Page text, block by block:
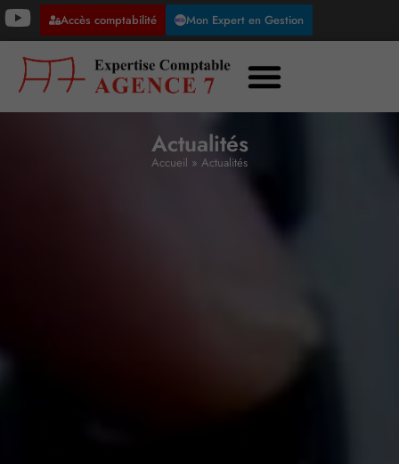
Accès comptabilité Mon Expert en Gestion
Actualités
Accueil » Actualités